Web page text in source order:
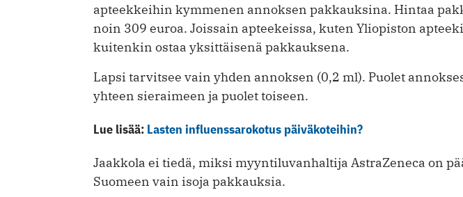
apteekkeihin kymmenen annoksen pakkauksina. Hintaa
noin 309 euroa. Joissain apteekeissa, kuten Yliopiston
kuitenkin ostaa yksittäisenä pakkauksena.
Lapsi tarvitsee vain yhden annoksen (0,2 ml). Puolet
yhteen sieraimeen ja puolet toiseen.
Lue lisää: Lasten influenssarokotus päiväkoteihin?
Jaakkola ei tiedä, miksi myyntiluvanhaltija AstraZeneca on
Suomeen vain isoja pakkauksia.